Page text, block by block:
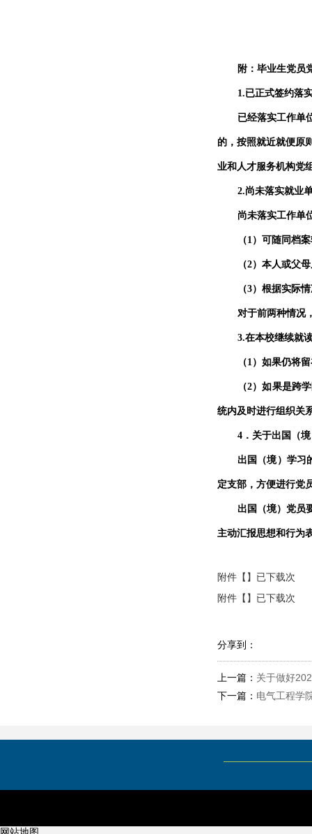
附：毕业生党员
1.已正式签约落
已经落实工作单
的，按照就近就便原
业和人才服务机构党
2.尚未落实就业
尚未落实工作单
（1）可随同档
（2）本人或父
（3）根据实际
对于前两种情况
3.在本校继续就
（1）如果仍将
（2）如果是跨
统内及时进行组织关
4 ．关于出国（
出国（境）学习
定支部，方便进行党
出国（境）党员
主动汇报思想和行为
附件【】已下载次
附件【】已下载次
分享到：
上一篇： 关于做好
下一篇： 电气工程学